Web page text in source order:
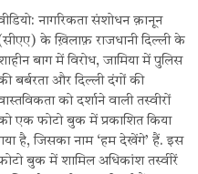
नागरिकता संशोधन क़ानून
के ख़िलाफ़ राजधानी दिल्ली के
बाग में विरोध, जामिया में पुलिस
बर्बरता और दिल्ली दंगों की
को दर्शाने वाली तस्वीरों
एक फोटो बुक में प्रकाशित किया
है, जिसका नाम ‘हम देखेंगे’ हैं. इस
बुक में शामिल अधिकांश तस्वीरें